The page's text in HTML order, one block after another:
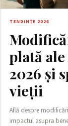
TENDINȚE 2026
plată
2026 și
vieții
Află despre
impactul asupra